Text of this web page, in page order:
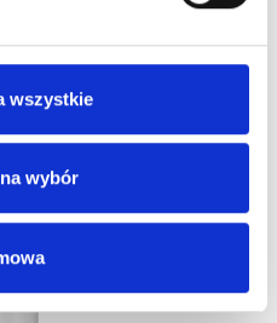
wszystkie
wybór
1000ml
zł